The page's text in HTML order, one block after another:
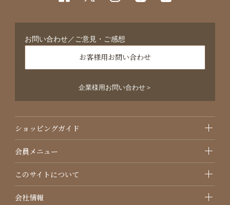
お問い合わせ／ご意見・ご感想
お客様用お問い合わせ
企業様用お問い合わせ＞
ショッピングガイド
会員メニュー
このサイトについて
会社情報